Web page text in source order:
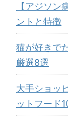
【アジソン
ントと特徴
猫が好きで
厳選8選
大手ショッ
ットフード